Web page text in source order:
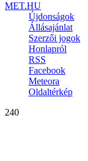
MET.HU
Újdonságok
Állásajánlat
Szerzői jogok
Honlapról
RSS
Facebook
Meteora
Oldaltérkép
240